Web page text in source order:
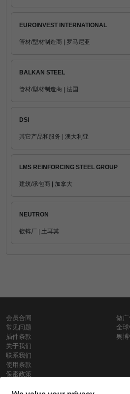
EUROINVEST INTERNATIONAL
管材/型材制造商 | 罗马尼亚
BALKAN STEEL
管材/型材制造商 | 法国
DSI
其它产品和服务 | 澳大利亚
LMS REINFORCING STEEL GROUP
建筑/承包商 | 加拿大
NEUTRON
镀锌厂 | 土耳其
会员合同
常见问题
插件条款
关于我们
联系我们
使用条款
保密政策
做广
全
奥